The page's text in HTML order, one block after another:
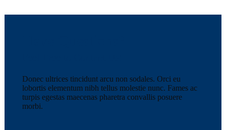
Donec ultrices tincidunt arcu non sodales. Orci eu
lobortis elementum nibh tellus molestie nunc. Fames ac
turpis egestas maecenas pharetra convallis posuere
morbi.